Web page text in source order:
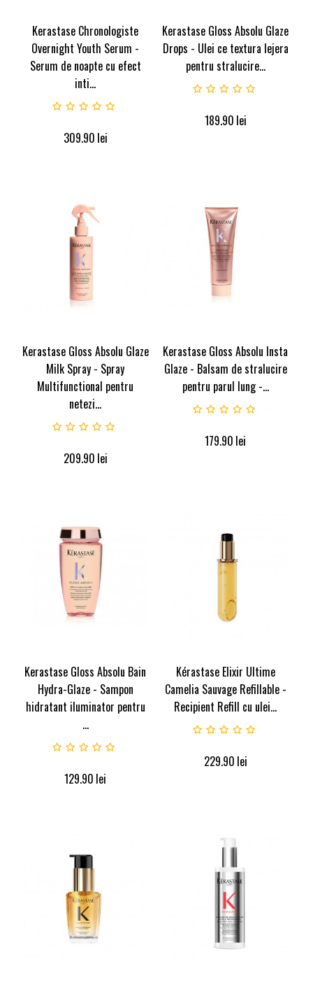
Kerastase Chronologiste
Overnight Youth Serum -
Serum de noapte cu efect
inti...
309.90 lei
Kerastase Gloss Absolu Glaze
Drops - Ulei ce textura lejera
pentru stralucire...
189.90 lei
Kerastase Gloss Absolu Glaze
Milk Spray - Spray
Multifunctional pentru
netezi...
209.90 lei
Kerastase Gloss Absolu Insta
Glaze - Balsam de stralucire
pentru parul lung -...
179.90 lei
Kerastase Gloss Absolu Bain
Hydra-Glaze - Sampon
hidratant iluminator pentru
...
129.90 lei
Kérastase Elixir Ultime
Camelia Sauvage Refillable -
Recipient Refill cu ulei...
229.90 lei